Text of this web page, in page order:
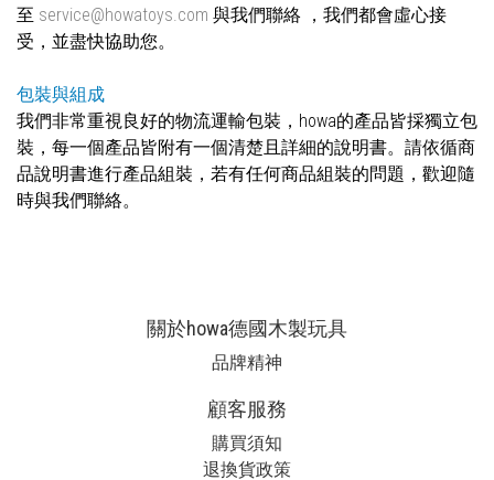
至 service@howatoys.com 與我們聯絡 ，我們都會虛心接
受，並盡快協助您。
包裝與組成
我們非常重視良好的物流運輸包裝，howa的產品皆採獨立包
裝，每一個產品皆附有一個清楚且詳細的說明書。請依循商
品說明書進行產品組裝，若有任何商品組裝的問題，歡迎隨
時與我們聯絡。
關於howa德國木製玩具
品牌精神
顧客服務
購買須知
退換貨政策